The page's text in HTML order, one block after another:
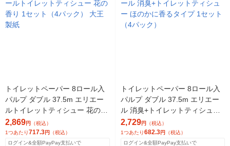
トイレットペーパー 8ロール入
パルプ ダブル 37.5m エリエー
ルトイレットティシュー 花の香
り 1セット（4パック） 大王製
紙
2,869円 （税込）
1つあたり717.3円 （税込）
ログイン&全額PayPay支払いで
トイレットペーパー 8ロール入
パルプ ダブル 37.5m エリエー
ル 消臭+トイレットティシュー
ほのかに香るタイプ 1セット（4
パック）
2,729円 （税込）
1つあたり682.3円 （税込）
ログイン&全額PayPay支払いで